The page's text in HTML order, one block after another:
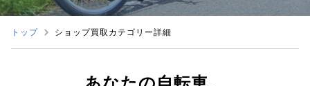
トップ ショップ買取カテゴリー詳細